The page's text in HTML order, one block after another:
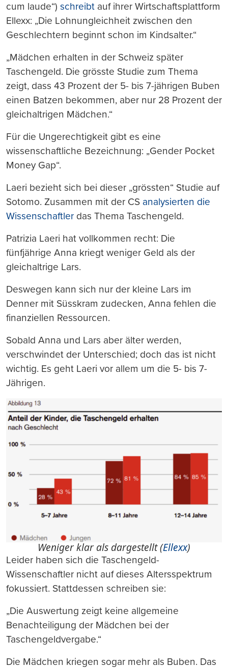
cum laude“) schreibt auf ihrer Wirtschaftsplattform
Ellexx: „Die Lohnungleichheit zwischen den
Geschlechtern beginnt schon im Kindsalter.“
„Mädchen erhalten in der Schweiz später
Taschengeld. Die grösste Studie zum Thema
zeigt, dass 43 Prozent der 5- bis 7-jährigen Buben
einen Batzen bekommen, aber nur 28 Prozent der
gleichaltrigen Mädchen.“
Für die Ungerechtigkeit gibt es eine
wissenschaftliche Bezeichnung: „Gender Pocket
Money Gap“.
Laeri bezieht sich bei dieser „grössten“ Studie auf
Sotomo. Zusammen mit der CS analysierten die
Wissenschaftler das Thema Taschengeld.
Patrizia Laeri hat vollkommen recht: Die
fünfjährige Anna kriegt weniger Geld als der
gleichaltrige Lars.
Deswegen kann sich nur der kleine Lars im
Denner mit Süsskram zudecken, Anna fehlen die
finanziellen Ressourcen.
Sobald Anna und Lars aber älter werden,
verschwindet der Unterschied; doch das ist nicht
wichtig. Es geht Laeri vor allem um die 5- bis 7-
Jährigen.
Weniger klar als dargestellt (Ellexx)
Leider haben sich die Taschengeld-
Wissenschaftler nicht auf dieses Altersspektrum
fokussiert. Stattdessen schreiben sie:
„Die Auswertung zeigt keine allgemeine
Benachteiligung der Mädchen bei der
Taschengeldvergabe.“
Die Mädchen kriegen sogar mehr als Buben. Das